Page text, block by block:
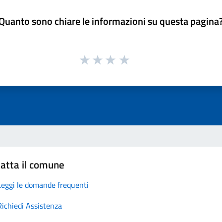
sono chiare le informazioni su questa
il comune
le domande frequenti
Assistenza